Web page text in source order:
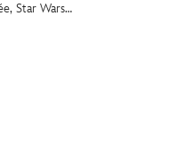
Star Wars: